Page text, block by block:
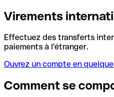
Virements
Effectuez des transferts
paiements à l'étranger.
Ouvrez un compte en
Comment se